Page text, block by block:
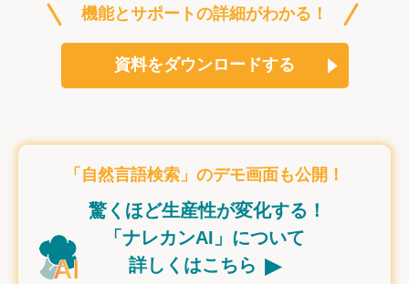
機能とサポートの詳細がわかる！
資料をダウンロードする
「自然言語検索」のデモ画面も公開！
驚くほど生産性が変化する！
「ナレカンAI」について
詳しくはこちら ▸